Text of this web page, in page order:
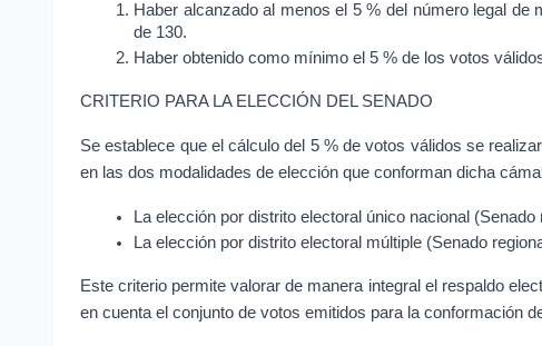
Haber alcanzado al menos el 5 % del número legal de
de 130.
Haber obtenido como mínimo el 5 % de los votos
CRITERIO PARA LA ELECCIÓN DEL SENADO
Se establece que el cálculo del 5 % de votos válidos se
en las dos modalidades de elección que conforman dicha
La elección por distrito electoral único nacional (Senado
La elección por distrito electoral múltiple (Senado
Este criterio permite valorar de manera integral el respaldo
en cuenta el conjunto de votos emitidos para la conformación